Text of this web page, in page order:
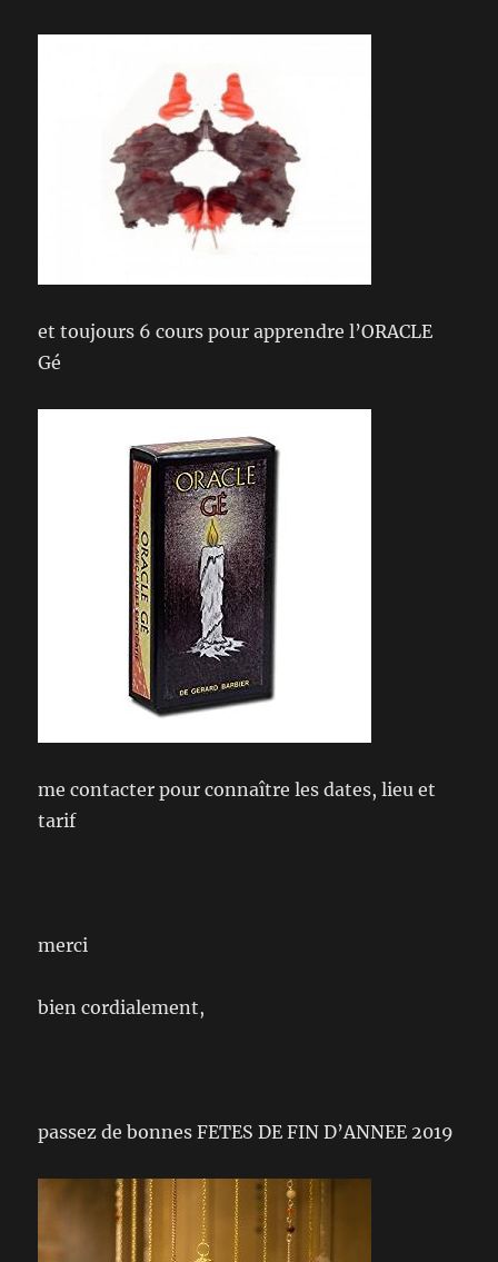
et toujours 6 cours pour apprendre l’ORACLE
Gé
me contacter pour connaître les dates, lieu et
tarif
merci
bien cordialement,
passez de bonnes FETES DE FIN D’ANNEE 2019